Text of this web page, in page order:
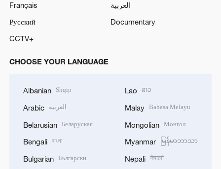
Français
العربية
Русский
Documentary
CCTV+
CHOOSE YOUR LANGUAGE
Albanian Shqip
Arabic العربية
Belarusian Беларуская
Bengali বাংলা
Bulgarian Български
Lao ລາວ
Malay Bahasa Melayu
Mongolian Монгол
Myanmar မြန်မာဘာသာ
Nepali नेपाली